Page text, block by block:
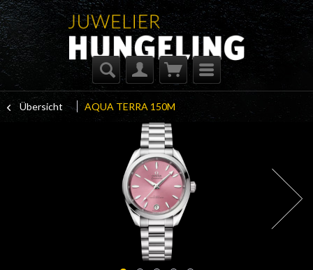
Übersicht AQUA TERRA 150M